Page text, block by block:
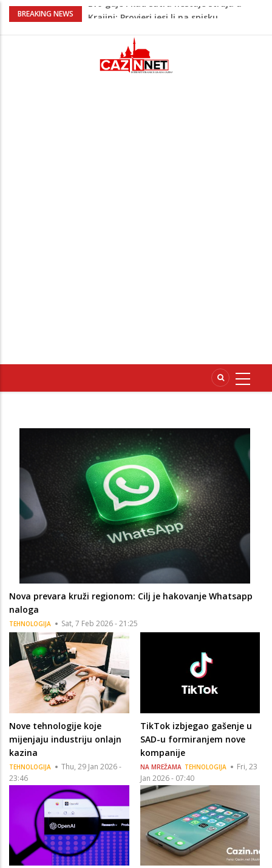
BREAKING NEWS
Ušao u dvorište i nasrnuo na 30-
zadržao do dolaska policije
Krajina: Teška saobraćajna nesreća,
vozilo završilo na krovu – policija i Hitna
Nova prevara kruži regionom: Cilj je hakovanje Whatsapp
naloga
TEHNOLOGIJA Sat, 7 Feb 2026 - 21:25
Nove tehnologije koje
mijenjaju industriju onlajn
kazina
TEHNOLOGIJA
Thu, 29 Jan 2026 -
23:46
TikTok izbjegao gašenje u
SAD-u formiranjem nove
kompanije
NA MREŽAMA TEHNOLOGIJA
Fri, 23
Jan 2026 - 07:40